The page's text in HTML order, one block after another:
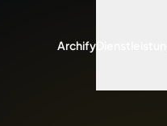
Archify